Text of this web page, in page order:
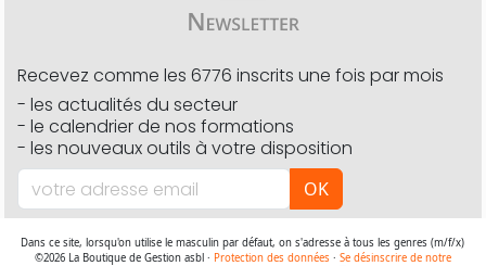
Recevez comme les 6776 inscrits une fois par mois
- les actualités du secteur
- le calendrier de nos formations
- les nouveaux outils à votre disposition
OK
Dans ce site, lorsqu'on utilise le masculin par défaut, on s'adresse à tous les genres (m/f/x)
©2026 La Boutique de Gestion asbl · Protection des données · Se désinscrire de notre